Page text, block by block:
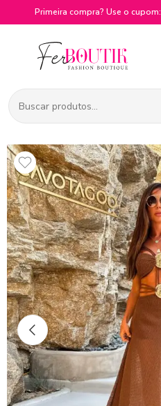
Primeira compra? Use o cupom: